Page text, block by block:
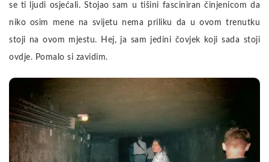
se ti ljudi osjećali. Stojao sam u tišini fasciniran činjenicom da
niko osim mene na svijetu nema priliku da u ovom trenutku
stoji na ovom mjestu. Hej, ja sam jedini čovjek koji sada stoji
ovdje. Pomalo si zavidim.